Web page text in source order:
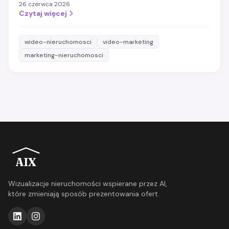
26 czerwca 2026
Czytaj więcej
wideo-nieruchomosci
video-marketing
marketing-nieruchomosci
AIX
Wizualizacje nieruchomości wspierane przez AI,
które zmieniają sposób prezentowania ofert.